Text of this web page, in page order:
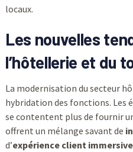
locaux.
Les nouvelles
l’hôtellerie et du
La modernisation du secteur
hybridation des fonctions. Les
se contentent plus de fournir
offrent un mélange savant de
d’expérience client immersive